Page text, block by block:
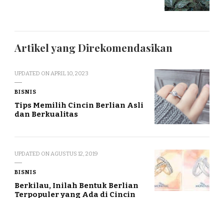
Artikel yang Direkomendasikan
UPDATED ONAPRIL 10, 2023
BISNIS
Tips Memilih Cincin Berlian Asli
dan Berkualitas
UPDATED ONAGUSTUS 12, 2019
BISNIS
Berkilau, Inilah Bentuk Berlian
Terpopuler yang Ada di Cincin